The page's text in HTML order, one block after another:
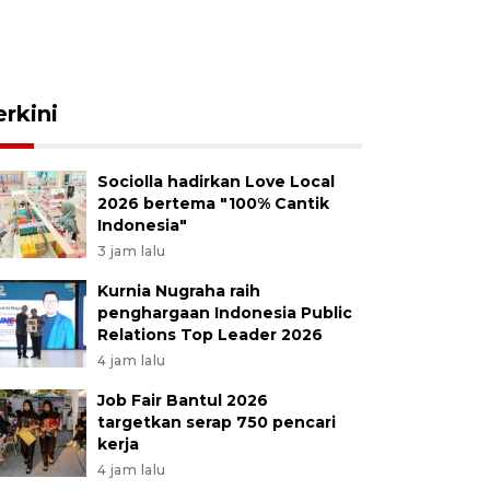
Sociolla hadirkan Love Local
2026 bertema "100% Cantik
Indonesia"
3 jam lalu
Kurnia Nugraha raih
penghargaan Indonesia Public
Relations Top Leader 2026
4 jam lalu
Job Fair Bantul 2026
targetkan serap 750 pencari
kerja
4 jam lalu